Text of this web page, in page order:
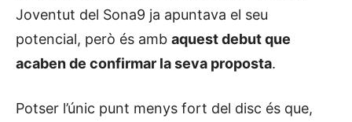
Joventut del Sona9 ja apuntava el seu
potencial, però és amb aquest debut que
acaben de confirmar la seva proposta.
Potser l’únic punt menys fort del disc és que,